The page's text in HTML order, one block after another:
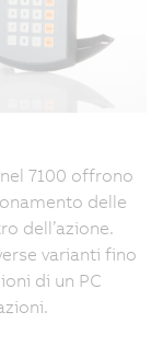
7100 offrono
delle
dell’azione.
varianti fino
di un PC